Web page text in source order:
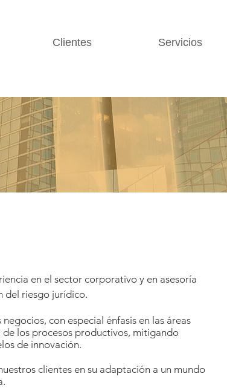
Clientes Servicios
en el sector corporativo y en asesoría
del riesgo jurídico.
con especial énfasis en las áreas
los procesos productivos, mitigando
de innovación.
clientes en su adaptación a un mundo